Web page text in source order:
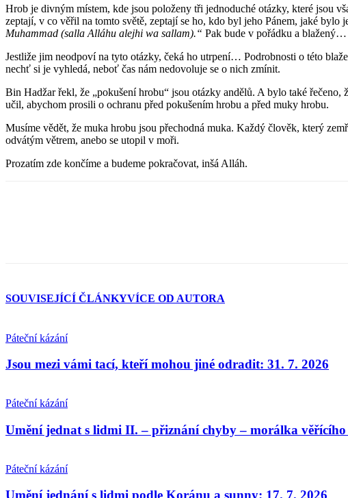
Hrob je divným místem, kde jsou položeny tři jednoduché otázky, které jsou
zeptají, v co věřil na tomto světě, zeptají se ho, kdo byl jeho Pánem, jaké
Muhammad (salla Alláhu alejhi wa sallam).“ Pak bude v pořádku a blažený…
Jestliže jim neodpoví na tyto otázky, čeká ho utrpení… Podrobnosti o této
nechť si je vyhledá, neboť čas nám nedovoluje se o nich zmínit.
Bin Hadžar řekl, že „pokušení hrobu“ jsou otázky andělů. A bylo také
učil, abychom prosili o ochranu před pokušením hrobu a před muky hrobu.
Musíme vědět, že muka hrobu jsou přechodná muka. Každý člověk, který
odvátým větrem, anebo se utopil v moři.
Prozatím zde končíme a budeme pokračovat, inšá Alláh.
SOUVISEJÍCÍ ČLÁNKYVÍCE OD AUTORA
Páteční kázání
Jsou mezi vámi tací, kteří mohou jiné odradit: 31. 7. 2026
Páteční kázání
Umění jednat s lidmi II. – přiznání chyby – morálka věřícího
Páteční kázání